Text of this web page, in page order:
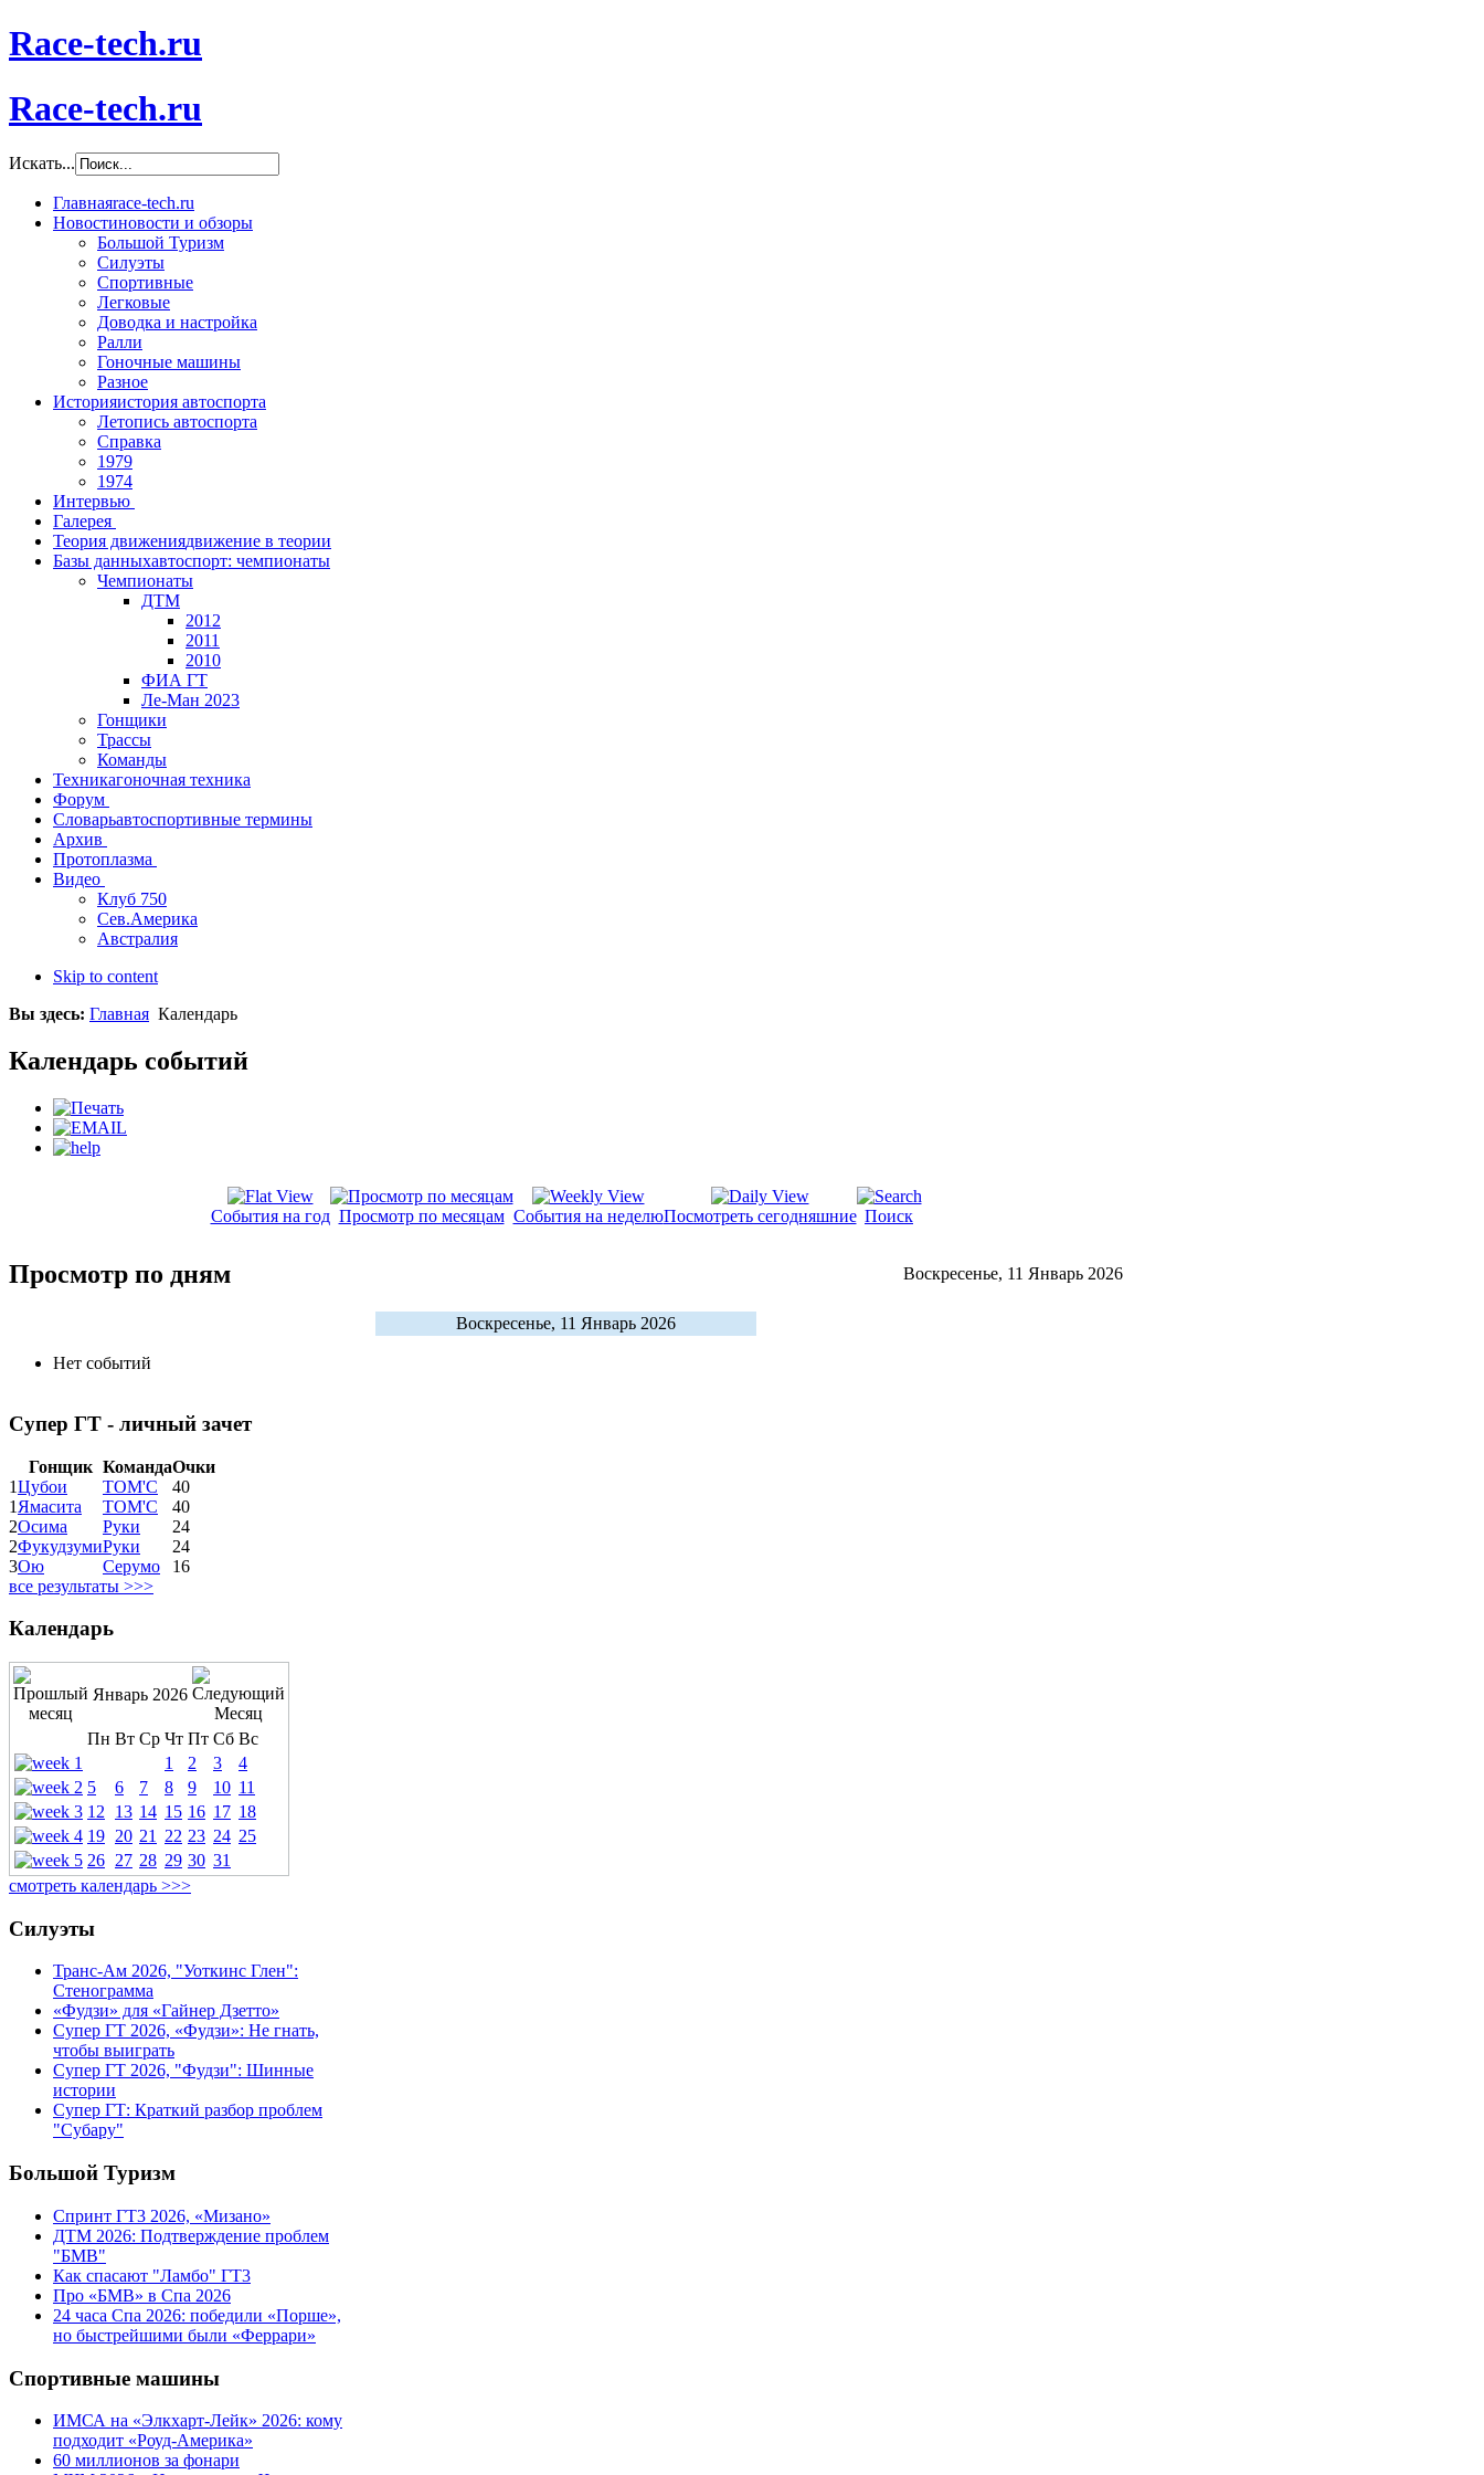
Race-tech.ru
Race-tech.ru
Искать...
Главнаяrace-tech.ru
Новостиновости и обзоры
Большой Туризм
Силуэты
Спортивные
Легковые
Доводка и настройка
Ралли
Гоночные машины
Разное
Историяистория автоспорта
Летопись автоспорта
Справка
1979
1974
Интервью
Галерея
Теория движениядвижение в теории
Базы данныхавтоспорт: чемпионаты
Чемпионаты
ДТМ
2012
2011
2010
ФИА ГТ
Ле-Ман 2023
Гонщики
Трассы
Команды
Техникагоночная техника
Форум
Словарьавтоспортивные термины
Архив
Протоплазма
Видео
Клуб 750
Сев.Америка
Австралия
Skip to content
Вы здесь: Главная Календарь
Календарь событий
События на год Просмотр по месяцам События на неделюПосмотреть сегодняшние Поиск
Просмотр по дням Воскресенье, 11 Январь 2026
Воскресенье, 11 Январь 2026
Нет событий
Супер ГТ - личный зачет
Гонщик КомандаОчки
1Цубои ТОМ'С
40
1 Ямасита ТОМ'С
40
2Осима Руки
24
2ФукудзумиРуки
24
3Ою Серумо
16
все результаты >>>
Календарь
Январь 2026
Пн Вт Ср Чт Пт Сб Вс
1
2 3
4
5
6 7 8 9 10 11
12
13 14 15 16 17 18
19 20 21 22 23 24 25
26 27 28 29 30 31
смотреть календарь >>>
Силуэты
Транс-Ам 2026, "Уоткинс Глен":
Стенограмма
«Фудзи» для «Гайнер Дзетто»
Супер ГТ 2026, «Фудзи»: Не гнать,
чтобы выиграть
Супер ГТ 2026, "Фудзи": Шинные
истории
Супер ГТ: Краткий разбор проблем
"Субару"
Большой Туризм
Спринт ГТ3 2026, «Мизано»
ДТМ 2026: Подтверждение проблем
"БМВ"
Как спасают "Ламбо" ГТ3
Про «БМВ» в Спа 2026
24 часа Спа 2026: победили «Порше»,
но быстрейшими были «Феррари»
Спортивные машины
ИМСА на «Элкхарт-Лейк» 2026: кому
подходит «Роуд-Америка»
60 миллионов за фонари